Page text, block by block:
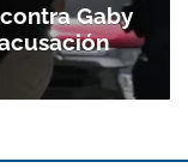
Gaby